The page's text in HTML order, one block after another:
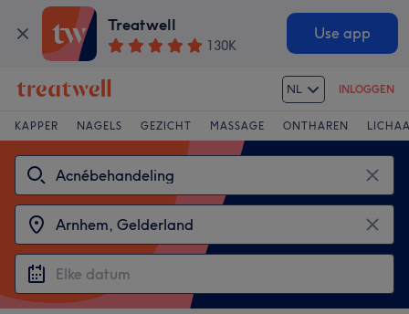
Treatwell
130K
Use app
NL INLOGGEN
KAPPER NAGELS GEZICHT MASSAGE ONTHAREN